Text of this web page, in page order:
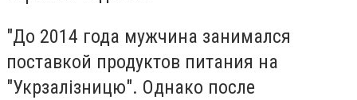
"До 2014 года мужчина занимался
поставкой продуктов питания на
"Укрзалiзницю". Однако после